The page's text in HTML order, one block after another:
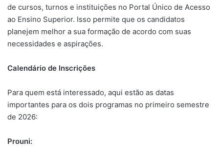
de cursos, turnos e instituições no Portal Único de Acesso
ao Ensino Superior. Isso permite que os candidatos
planejem melhor a sua formação de acordo com suas
necessidades e aspirações.
Calendário de Inscrições
Para quem está interessado, aqui estão as datas
importantes para os dois programas no primeiro semestre
de 2026:
Prouni: